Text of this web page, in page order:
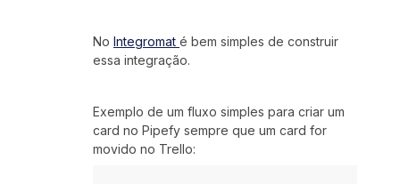
No Integromat é bem simples de construir
essa integração.
Exemplo de um fluxo simples para criar um
card no Pipefy sempre que um card for
movido no Trello: